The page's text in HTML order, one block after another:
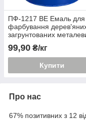
ПФ-1217 ВЕ Емаль для
фарбування
загрунтованих
99,90 ₴/кг
Купити
Про нас
67% позитивних з 12